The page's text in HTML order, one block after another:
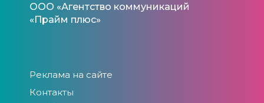
ООО «Агентство коммуникаций
«Прайм плюс»
Реклама на сайте
Контакты